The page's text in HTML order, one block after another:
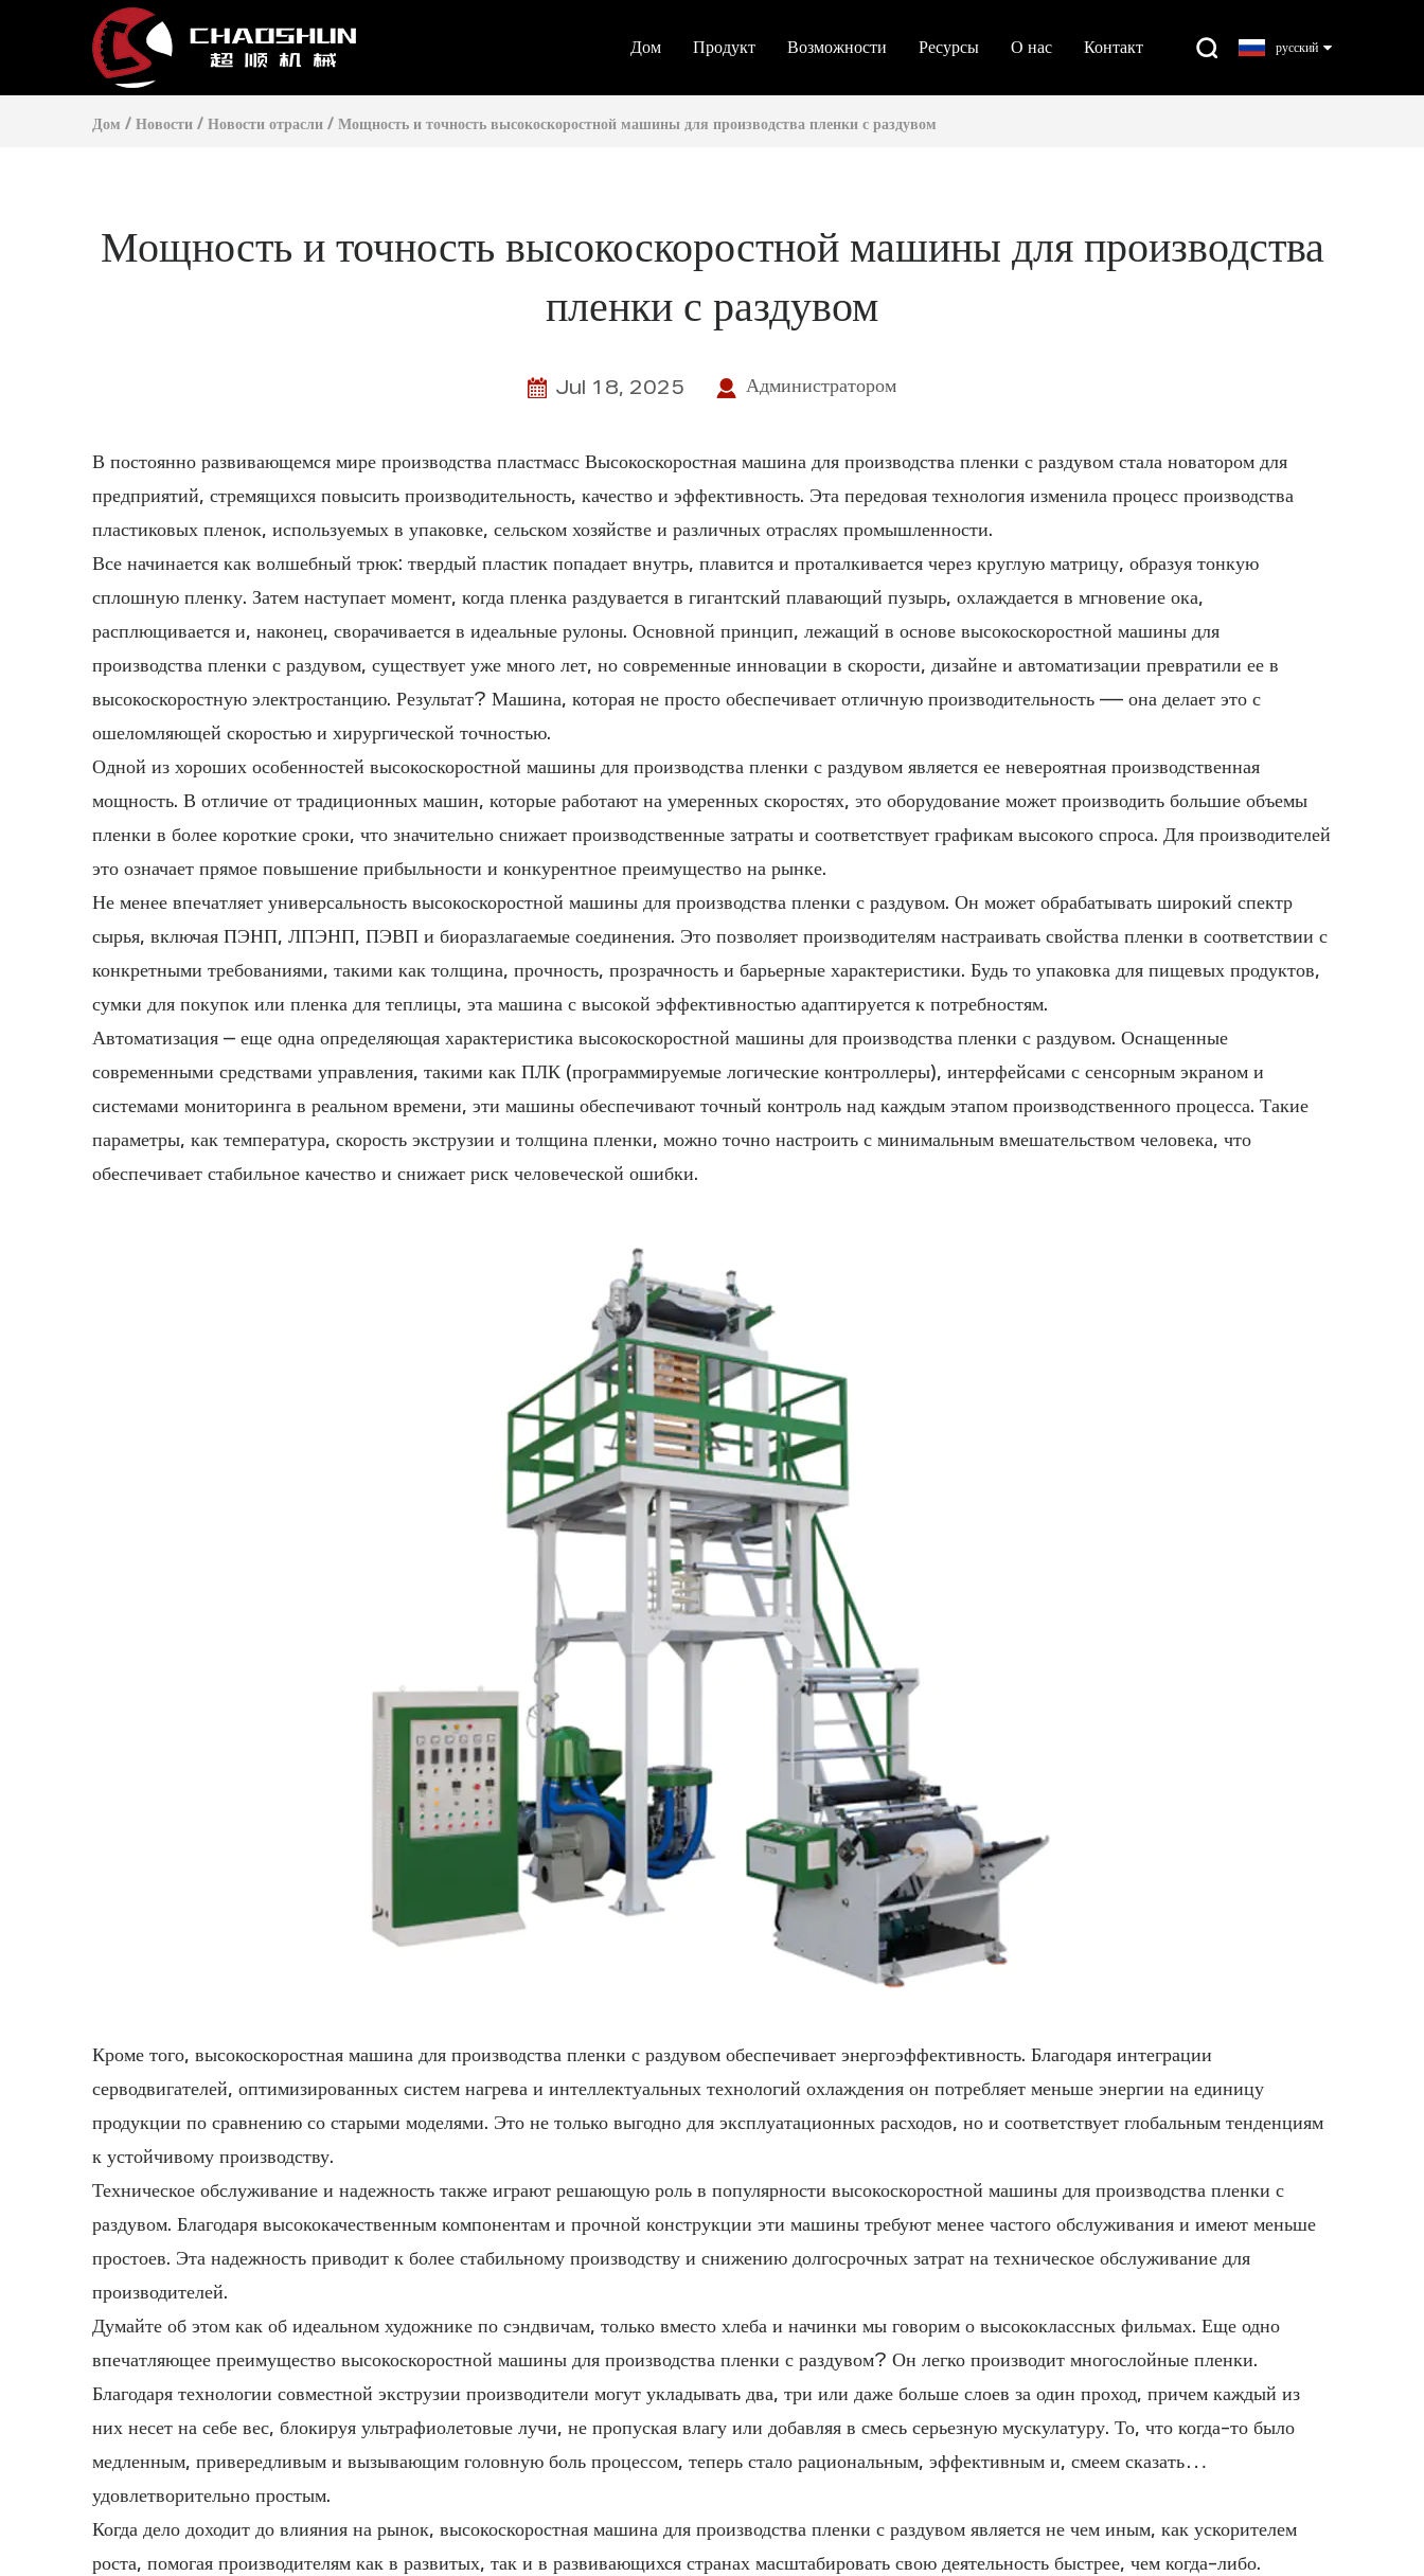
Дом Продукт Возможности Ресурсы О нас Контакт русский
Дом / Новости / Новости отрасли / Мощность и точность высокоскоростной машины для производства пленки с раздувом
Мощность и точность высокоскоростной машины для производства
пленки с раздувом
Jul 18, 2025 Администратором
В постоянно развивающемся мире производства пластмасс Высокоскоростная машина для производства пленки с раздувом стала новатором для
предприятий, стремящихся повысить производительность, качество и эффективность. Эта передовая технология изменила процесс производства
пластиковых пленок, используемых в упаковке, сельском хозяйстве и различных отраслях промышленности.
Все начинается как волшебный трюк: твердый пластик попадает внутрь, плавится и проталкивается через круглую матрицу, образуя тонкую
сплошную пленку. Затем наступает момент, когда пленка раздувается в гигантский плавающий пузырь, охлаждается в мгновение ока,
расплющивается и, наконец, сворачивается в идеальные рулоны. Основной принцип, лежащий в основе высокоскоростной машины для
производства пленки с раздувом, существует уже много лет, но современные инновации в скорости, дизайне и автоматизации превратили ее в
высокоскоростную электростанцию. Результат? Машина, которая не просто обеспечивает отличную производительность — она делает это с
ошеломляющей скоростью и хирургической точностью.
Одной из хороших особенностей высокоскоростной машины для производства пленки с раздувом является ее невероятная производственная
мощность. В отличие от традиционных машин, которые работают на умеренных скоростях, это оборудование может производить большие объемы
пленки в более короткие сроки, что значительно снижает производственные затраты и соответствует графикам высокого спроса. Для производителей
это означает прямое повышение прибыльности и конкурентное преимущество на рынке.
Не менее впечатляет универсальность высокоскоростной машины для производства пленки с раздувом. Он может обрабатывать широкий спектр
сырья, включая ПЭНП, ЛПЭНП, ПЭВП и биоразлагаемые соединения. Это позволяет производителям настраивать свойства пленки в соответствии с
конкретными требованиями, такими как толщина, прочность, прозрачность и барьерные характеристики. Будь то упаковка для пищевых продуктов,
сумки для покупок или пленка для теплицы, эта машина с высокой эффективностью адаптируется к потребностям.
Автоматизация – еще одна определяющая характеристика высокоскоростной машины для производства пленки с раздувом. Оснащенные
современными средствами управления, такими как ПЛК (программируемые логические контроллеры), интерфейсами с сенсорным экраном и
системами мониторинга в реальном времени, эти машины обеспечивают точный контроль над каждым этапом производственного процесса. Такие
параметры, как температура, скорость экструзии и толщина пленки, можно точно настроить с минимальным вмешательством человека, что
обеспечивает стабильное качество и снижает риск человеческой ошибки.
Кроме того, высокоскоростная машина для производства пленки с раздувом обеспечивает энергоэффективность. Благодаря интеграции
серводвигателей, оптимизированных систем нагрева и интеллектуальных технологий охлаждения он потребляет меньше энергии на единицу
продукции по сравнению со старыми моделями. Это не только выгодно для эксплуатационных расходов, но и соответствует глобальным тенденциям
к устойчивому производству.
Техническое обслуживание и надежность также играют решающую роль в популярности высокоскоростной машины для производства пленки с
раздувом. Благодаря высококачественным компонентам и прочной конструкции эти машины требуют менее частого обслуживания и имеют меньше
простоев. Эта надежность приводит к более стабильному производству и снижению долгосрочных затрат на техническое обслуживание для
производителей.
Думайте об этом как об идеальном художнике по сэндвичам, только вместо хлеба и начинки мы говорим о высококлассных фильмах. Еще одно
впечатляющее преимущество высокоскоростной машины для производства пленки с раздувом? Он легко производит многослойные пленки.
Благодаря технологии совместной экструзии производители могут укладывать два, три или даже больше слоев за один проход, причем каждый из
них несет на себе вес, блокируя ультрафиолетовые лучи, не пропуская влагу или добавляя в смесь серьезную мускулатуру. То, что когда-то было
медленным, привередливым и вызывающим головную боль процессом, теперь стало рациональным, эффективным и, смеем сказать…
удовлетворительно простым.
Когда дело доходит до влияния на рынок, высокоскоростная машина для производства пленки с раздувом является не чем иным, как ускорителем
роста, помогая производителям как в развитых, так и в развивающихся странах масштабировать свою деятельность быстрее, чем когда-либо.